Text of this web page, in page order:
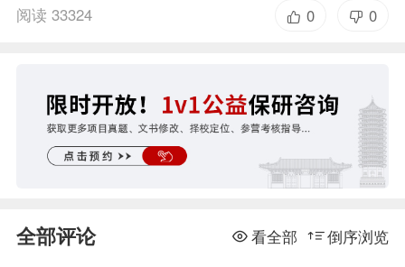
阅读 33324 0
0
全部评论 倒序浏览
看全部